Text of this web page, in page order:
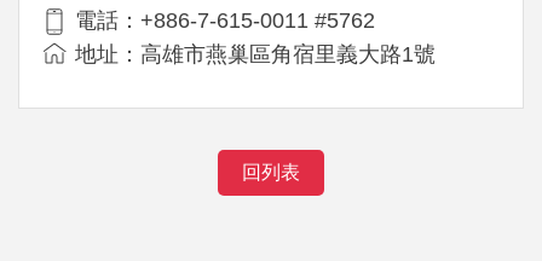
電話：+886-7-615-0011 #5762
地址：高雄市燕巢區角宿里義大路1號
回列表